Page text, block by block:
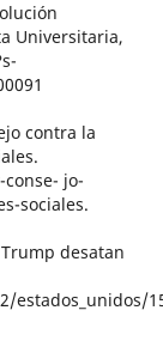
Universitaria,
contra la
jo-
sociales.
desatan
estados_unidos/